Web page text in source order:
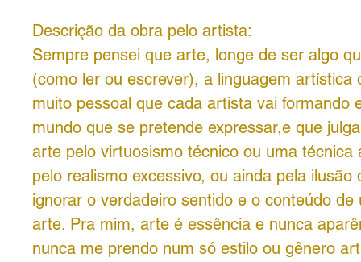
Descrição da obra pelo artista:
Sempre pensei que arte, longe de ser algo
(como ler ou escrever), a linguagem artística
muito pessoal que cada artista vai formando
mundo que se pretende expressar,e que
arte pelo virtuosismo técnico ou uma técnica
pelo realismo excessivo, ou ainda pela ilusão
ignorar o verdadeiro sentido e o conteúdo de
arte. Pra mim, arte é essência e nunca
nunca me prendo num só estilo ou gênero